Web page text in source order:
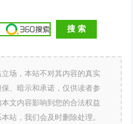
场，本站不对其内容的真实
、暗示和承诺，仅供读者参
文内容影响到您的合法权益
站，我们会及时删除处理。